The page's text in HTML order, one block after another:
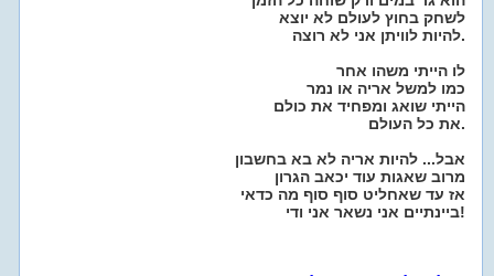
לשחק בחוץ לעולם לא יוצא
להיות לוויתן אני לא רוצה.
לו הייתי משהו אחר
כמו למשל אריה או נמר
הייתי שואג ומפחיד את כולם
את כל העולם.
אבל... להיות אריה לא בא בחשבון
מרוב שאגות עוד יכאב הגרון
אז עד שאחליט סוף סוף מה כדאי
ביינתיים אני נשאר אני ודי!